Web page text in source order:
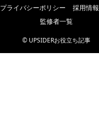
プライバシーポリシー 採用情報
監修者一覧
©UPSIDERお役立ち記事